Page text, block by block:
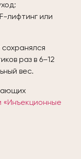
лифтинг или
раз в 6–12
вес.
«Инъекционные